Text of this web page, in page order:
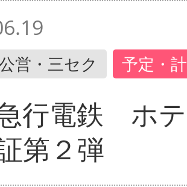
営・三セク 予定・
行電鉄 ホ
第２弾